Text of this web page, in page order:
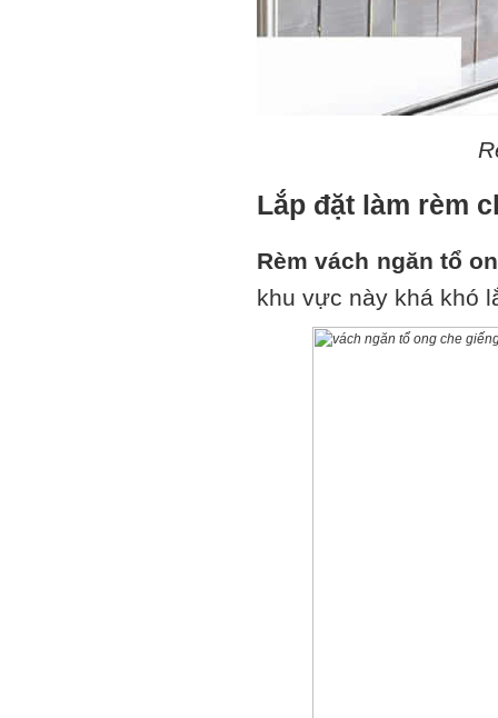
Lắp đặt làm rèm
Rèm vách ngăn tổ
khu vực này khá khó